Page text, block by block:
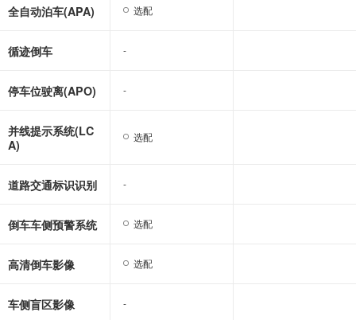
全自动泊车(APA) 选配
循迹倒车 -
停车位驶离(APO) -
并线提示系统(LC
A)
选配
道路交通标识识别 -
倒车车侧预警系统 选配
高清倒车影像 选配
车侧盲区影像 -
选配
-
-
选配
-
选配
选配
-